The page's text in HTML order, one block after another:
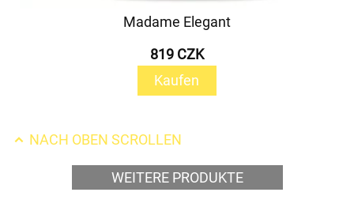
Madame Elegant
819 CZK
Kaufen
NACH OBEN SCROLLEN
WEITERE PRODUKTE